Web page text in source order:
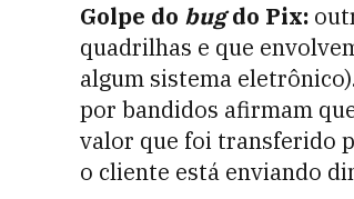
Golpe do bugdo Pix: o
quadrilhas e que
algum sistema
por bandidos afirmam
valor que foi transferido
o cliente está enviando